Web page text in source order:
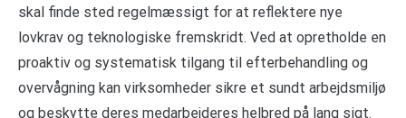
skal finde sted regelmæssigt for at reflektere nye
lovkrav og teknologiske fremskridt. Ved at opretholde en
proaktiv og systematisk tilgang til efterbehandling og
overvågning kan virksomheder sikre et sundt arbejdsmiljø
og beskytte deres medarbejderes helbred på lang sigt.